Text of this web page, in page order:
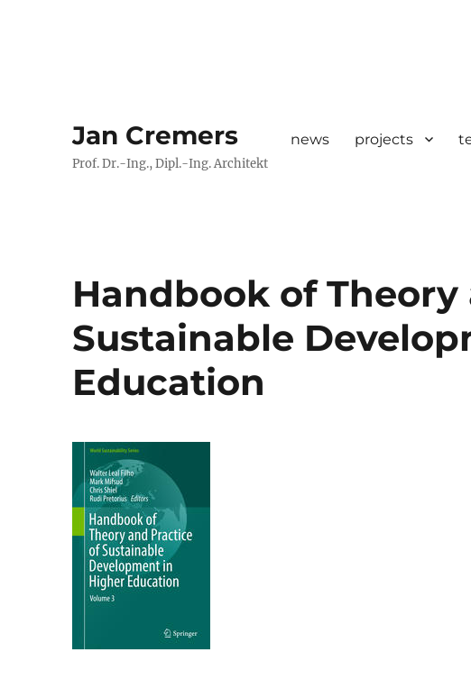
Jan Cremers
Prof. Dr.-Ing., Dipl.-Ing. Architekt
news projects
Handbook of
Sustainable
Education